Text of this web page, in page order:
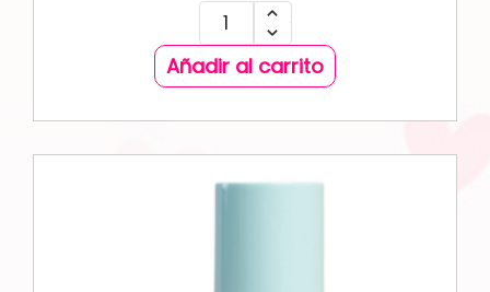
Añadir al carrito